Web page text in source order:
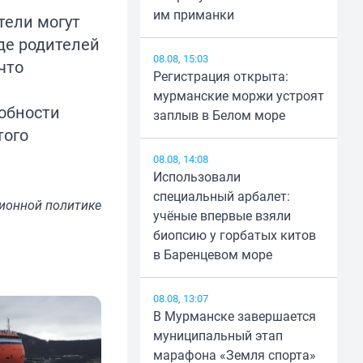
могут
родителей
политике
им приманки
08.08, 15:03
Регистрация открыта:
мурманские моржи устроят
заплыв в Белом море
08.08, 14:08
Использовали
специальный арбалет:
учёные впервые взяли
биопсию у горбатых китов
в Баренцевом море
08.08, 13:07
В Мурманске завершается
муниципальный этап
марафона «Земля спорта»